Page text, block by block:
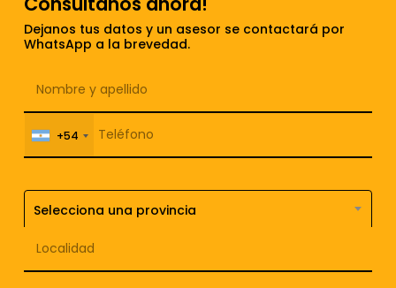
Dejanos tus datos y un asesor se contactará por
WhatsApp a la brevedad.
+54
Selecciona una provincia